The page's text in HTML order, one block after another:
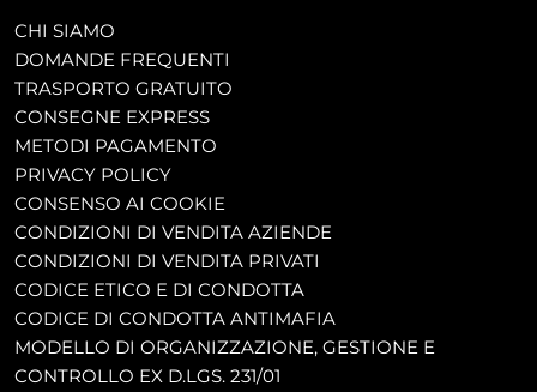
CHI SIAMO
DOMANDE FREQUENTI
TRASPORTO GRATUITO
CONSEGNE EXPRESS
METODI PAGAMENTO
PRIVACY POLICY
CONSENSO AI COOKIE
CONDIZIONI DI VENDITA AZIENDE
CONDIZIONI DI VENDITA PRIVATI
CODICE ETICO E DI CONDOTTA
CODICE DI CONDOTTA ANTIMAFIA
MODELLO DI ORGANIZZAZIONE, GESTIONE E
CONTROLLO EX D.LGS. 231/01